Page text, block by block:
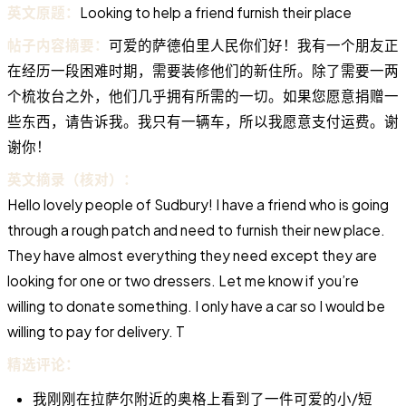
英文原题： Looking to help a friend furnish their place
帖子内容摘要： 可爱的萨德伯里人民你们好！我有一个朋友正
在经历一段困难时期，需要装修他们的新住所。除了需要一两
个梳妆台之外，他们几乎拥有所需的一切。如果您愿意捐赠一
些东西，请告诉我。我只有一辆车，所以我愿意支付运费。谢
谢你！
英文摘录（核对）：
Hello lovely people of Sudbury! I have a friend who is going
through a rough patch and need to furnish their new place.
They have almost everything they need except they are
looking for one or two dressers. Let me know if you’re
willing to donate something. I only have a car so I would be
willing to pay for delivery. T
精选评论：
我刚刚在拉萨尔附近的奥格上看到了一件可爱的小/短